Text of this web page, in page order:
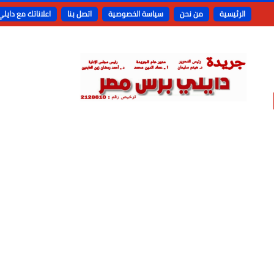
الرئيسية من نحن سياسة الخصوصية اتصل بنا اعلاناتك مع